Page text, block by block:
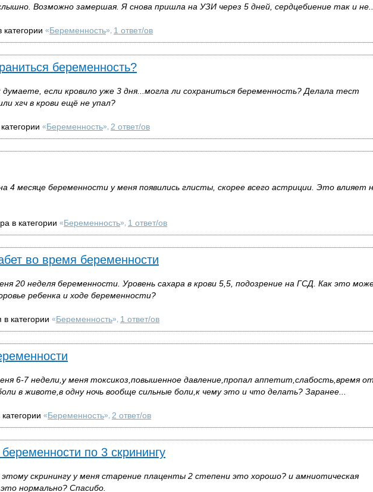
Возможно замершая. Я снова пришла на УЗИ через 5 дней, сердцебиение так и
«Беременность», 1 ответ/ов
беременность?
если кровило уже 3 дня...могла ли сохраниться беременность? Делала тест
хгч в крови ещё не упал?
«Беременность», 2 ответ/ов
4 месяце беременности у меня появились глисты, скорее всего астриции. Это влияет
в категории «Беременность», 1 ответ/ов
во время беременности
20 неделя беременности. Уровень сахара в крови 5,5, подозрение на ГСД. Как это
ребенка и ходе беременности?
категории «Беременность», 1 ответ/ов
6-7 недели,у меня токсикоз,повышенное давление,пропал аппетит,слабость,время
в животе,в одну ночь вообще сильные боли,к чему это и что делать? Заранее...
«Беременность», 2 ответ/ов
по 3 скринингу
скринингу у меня старение плаценты 2 степени это хорошо? и амниотическая
нормально? Спасибо.